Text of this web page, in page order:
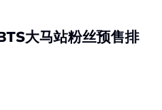
大马站粉丝预售排